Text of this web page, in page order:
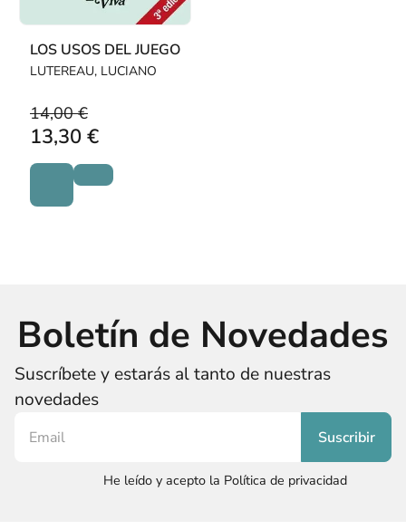
LOS USOS DEL JUEGO
LUTEREAU, LUCIANO
14,00 €
13,30 €
Boletín de Novedades
Suscríbete y estarás al tanto de nuestras
novedades
He leído y acepto la Política de privacidad